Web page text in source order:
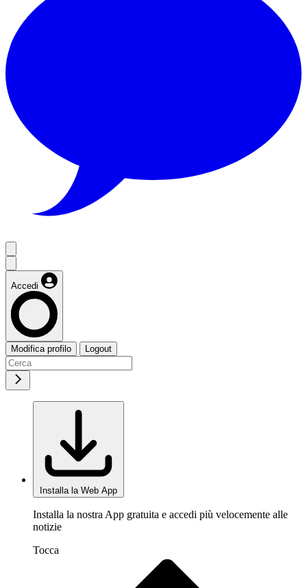
Accedi
Modifica profilo Logout
Installa la Web App
Installa la nostra App gratuita e accedi più velocemente alle
notizie
Tocca